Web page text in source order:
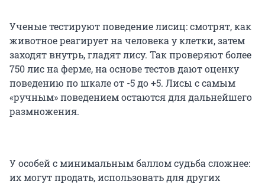
Ученые тестируют поведение лисиц: смотрят, как
животное реагирует на человека у клетки, затем
заходят внутрь, гладят лису. Так проверяют более
750 лис на ферме, на основе тестов дают оценку
поведению по шкале от -5 до +5. Лисы с самым
«ручным» поведением остаются для дальнейшего
размножения.
У особей с минимальным баллом судьба сложнее:
их могут продать, использовать для других